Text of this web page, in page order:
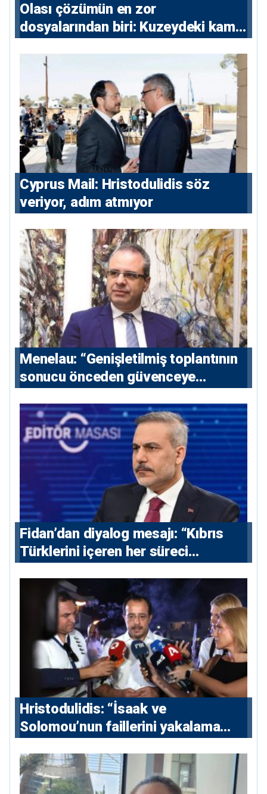
Olası çözümün en zor
dosyalarından biri: Kuzeydeki kamu
⁠Cyprus Mail: Hristodulidis söz
veriyor, adım atmıyor
Menelau: “Genişletilmiş toplantının
sonucu önceden güvenceye
Fidan’dan diyalog mesajı: “Kıbrıs
Türklerini içeren her süreci
Hristodulidis: “İsaak ve
Solomou’nun faillerini yakalama
ve 5 uluslararası tutuklama emri
çıkarıldı”